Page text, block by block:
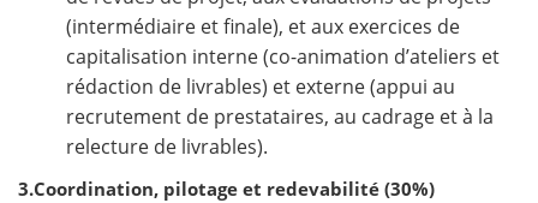
(intermédiaire et finale), et aux exercices de
capitalisation interne (co-animation d’ateliers et
rédaction de livrables) et externe (appui au
recrutement de prestataires, au cadrage et à la
relecture de livrables).
3.Coordination, pilotage et redevabilité (30%)